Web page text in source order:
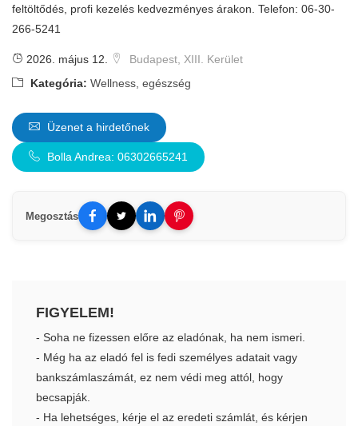
feltöltődés, profi kezelés kedvezményes árakon. Telefon: 06-30-
266-5241
2026. május 12.
Budapest, XIII. Kerület
Kategória: Wellness, egészség
Üzenet a hirdetőnek
Bolla Andrea: 06302665241
Megosztás
FIGYELEM!
- Soha ne fizessen előre az eladónak, ha nem ismeri.
- Még ha az eladó fel is fedi személyes adatait vagy
bankszámlaszámát, ez nem védi meg attól, hogy
becsapják.
- Ha lehetséges, kérje el az eredeti számlát, és kérjen